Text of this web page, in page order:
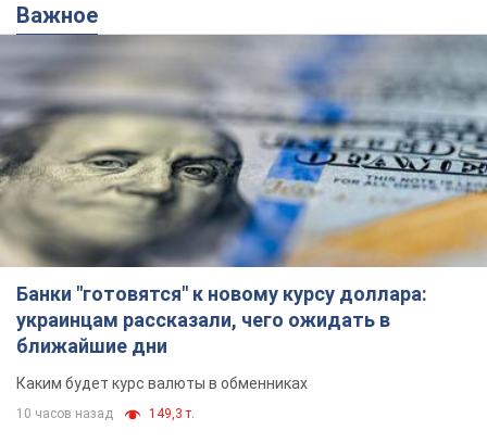
Важное
Банки "готовятся" к новому курсу доллара:
украинцам рассказали, чего ожидать в
ближайшие дни
Каким будет курс валюты в обменниках
10 часов назад 149,3 т.